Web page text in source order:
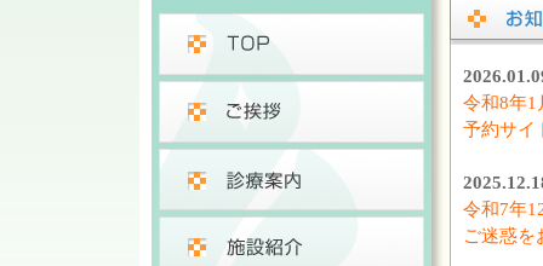
令和8年1
予約サイ
令和7年
ご迷惑を